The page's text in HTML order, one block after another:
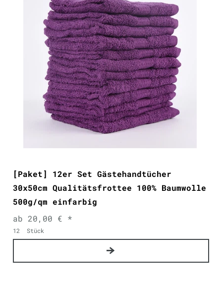
[Paket] 12er Set Gästehandtücher
30x50cm Qualitätsfrottee 100% Baumwolle
500g/qm einfarbig
ab 20,00 € *
12 Stück